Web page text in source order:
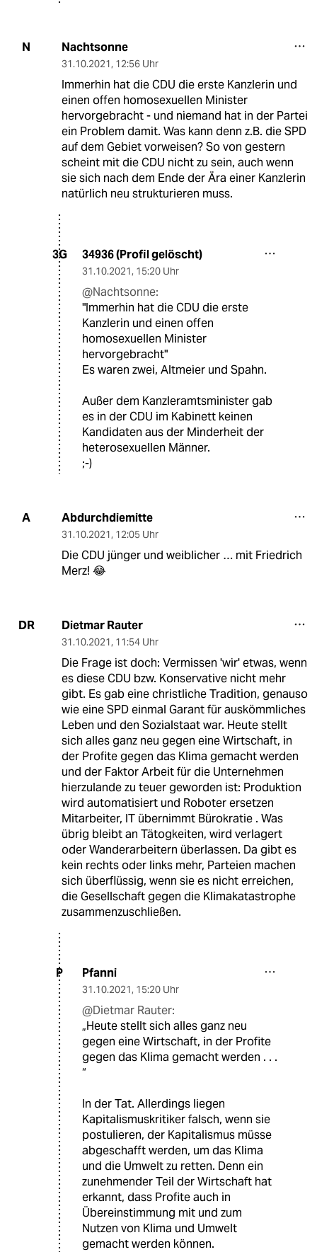
N Nachtsonne
31.10.2021, 12:56 Uhr
Immerhin hat die CDU die erste Kanzlerin und
einen offen homosexuellen Minister
hervorgebracht - und niemand hat in der Partei
ein Problem damit. Was kann denn z.B. die SPD
auf dem Gebiet vorweisen? So von gestern
scheint mit die CDU nicht zu sein, auch wenn
sie sich nach dem Ende der Ära einer Kanzlerin
natürlich neu strukturieren muss.
3G 34936 (Profil gelöscht)
31.10.2021, 15:20 Uhr
@Nachtsonne:
"Immerhin hat die CDU die erste
Kanzlerin und einen offen
homosexuellen Minister
hervorgebracht"
Es waren zwei, Altmeier und Spahn.
Außer dem Kanzleramtsminister gab
es in der CDU im Kabinett keinen
Kandidaten aus der Minderheit der
heterosexuellen Männer.
;-)
A Abdurchdiemitte
31.10.2021, 12:05 Uhr
Die CDU jünger und weiblicher … mit Friedrich
Merz! 😂
DR Dietmar Rauter
31.10.2021, 11:54 Uhr
Die Frage ist doch: Vermissen 'wir' etwas, wenn
es diese CDU bzw. Konservative nicht mehr
gibt. Es gab eine christliche Tradition, genauso
wie eine SPD einmal Garant für auskömmliches
Leben und den Sozialstaat war. Heute stellt
sich alles ganz neu gegen eine Wirtschaft, in
der Profite gegen das Klima gemacht werden
und der Faktor Arbeit für die Unternehmen
hierzulande zu teuer geworden ist: Produktion
wird automatisiert und Roboter ersetzen
Mitarbeiter, IT übernimmt Bürokratie . Was
übrig bleibt an Tätogkeiten, wird verlagert
oder Wanderarbeitern überlassen. Da gibt es
kein rechts oder links mehr, Parteien machen
sich überflüssig, wenn sie es nicht erreichen,
die Gesellschaft gegen die Klimakatastrophe
zusammenzuschließen.
P Pfanni
31.10.2021, 15:20 Uhr
@Dietmar Rauter:
„Heute stellt sich alles ganz neu
gegen eine Wirtschaft, in der Profite
gegen das Klima gemacht werden . . .
“
In der Tat. Allerdings liegen
Kapitalismuskritiker falsch, wenn sie
postulieren, der Kapitalismus müsse
abgeschafft werden, um das Klima
und die Umwelt zu retten. Denn ein
zunehmender Teil der Wirtschaft hat
erkannt, dass Profite auch in
Übereinstimmung mit und zum
Nutzen von Klima und Umwelt
gemacht werden können.